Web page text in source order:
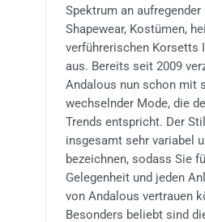
Spektrum an aufregender
Shapewear, Kostümen,
verführerischen Korsetts
aus. Bereits seit 2009
Andalous nun schon mit
wechselnder Mode, die
Trends entspricht. Der
insgesamt sehr variabel
bezeichnen, sodass Sie
Gelegenheit und jeden
von Andalous vertrauen
Besonders beliebt sind